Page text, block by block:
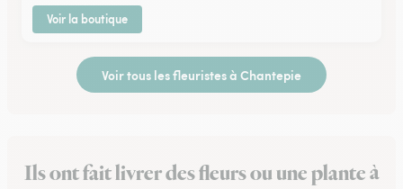
Voir la boutique
Voir tous les fleuristes à Chantepie
Ils ont fait livrer des fleurs ou une plante à